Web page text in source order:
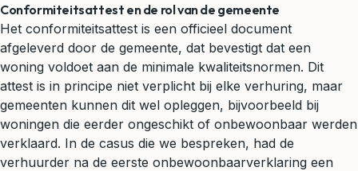
Conformiteitsattest en de rol van de gemeente
Het conformiteitsattest is een officieel document
afgeleverd door de gemeente, dat bevestigt dat een
woning voldoet aan de minimale kwaliteitsnormen. Dit
attest is in principe niet verplicht bij elke verhuring, maar
gemeenten kunnen dit wel opleggen, bijvoorbeeld bij
woningen die eerder ongeschikt of onbewoonbaar werden
verklaard. In de casus die we bespreken, had de
verhuurder na de eerste onbewoonbaarverklaring een